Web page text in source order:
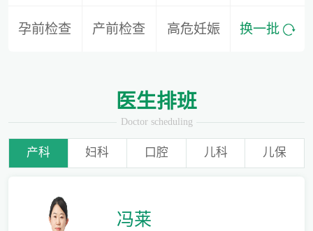
孕前检查 产前检查 高危妊娠 换一批
医生排班
Doctor scheduling
产科 妇科 口腔 儿科 儿保
冯莱